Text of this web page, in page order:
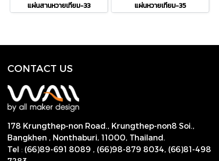
แผ่นสานหวายเทียม-33 แผ่นหวายเทียม-35
CONTACT US
178 Krungthep-non Road., Krungthep-non8 Soi.,
Bangkhen , Nonthaburi, 11000, Thailand.
Tel : (66)89-691 8089 , (66)98-879 8034, (66)81-498